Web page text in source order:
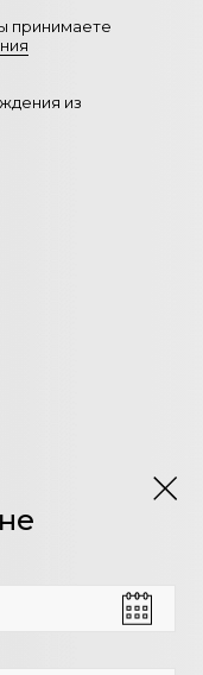
принимаете
из